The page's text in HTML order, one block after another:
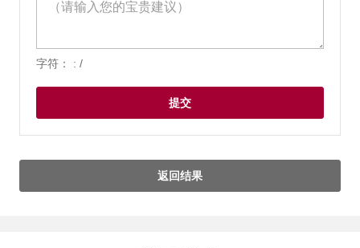
字符： : /
提交
返回结果